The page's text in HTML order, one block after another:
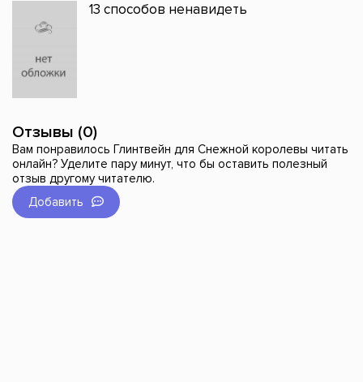
13 способов ненавидеть
Отзывы (0)
Вам понравилось Глинтвейн для Снежной королевы читать
онлайн? Уделите пару минут, что бы оставить полезный
отзыв другому читателю.
Добавить